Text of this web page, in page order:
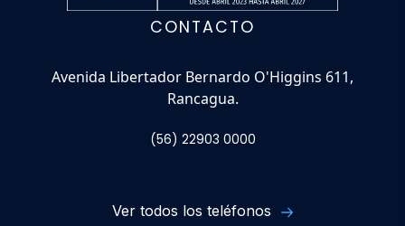
CONTACTO
Avenida Libertador Bernardo O'Higgins 611,
Rancagua.
(56) 22903 0000
Ver todos los teléfonos